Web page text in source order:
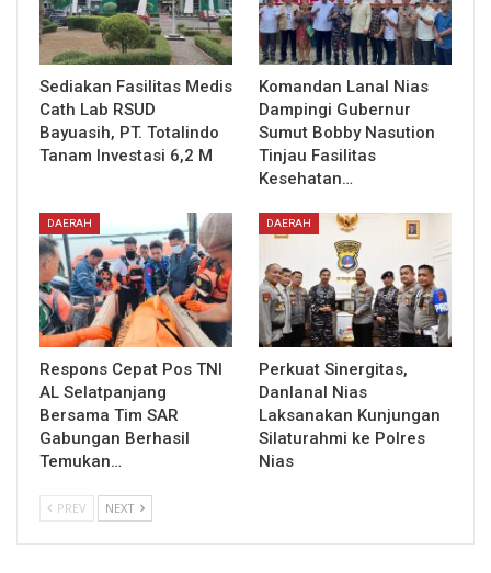
Sediakan Fasilitas Medis
Cath Lab RSUD
Bayuasih, PT. Totalindo
Tanam Investasi 6,2 M
Komandan Lanal Nias
Dampingi Gubernur
Sumut Bobby Nasution
Tinjau Fasilitas
Kesehatan…
DAERAH
Respons Cepat Pos TNI
AL Selatpanjang
Bersama Tim SAR
Gabungan Berhasil
Temukan…
DAERAH
Perkuat Sinergitas,
Danlanal Nias
Laksanakan Kunjungan
Silaturahmi ke Polres
Nias
PREV NEXT